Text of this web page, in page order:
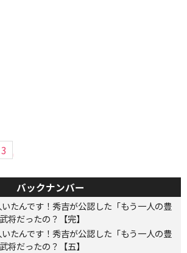
3
バックナンバー
たんです！秀吉が公認した「もう一人の豊
将だったの？【完】
たんです！秀吉が公認した「もう一人の豊
将だったの？【五】